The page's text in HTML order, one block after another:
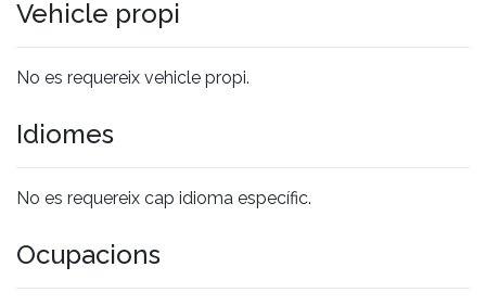
Vehicle propi
No es requereix vehicle propi.
Idiomes
No es requereix cap idioma específic.
Ocupacions